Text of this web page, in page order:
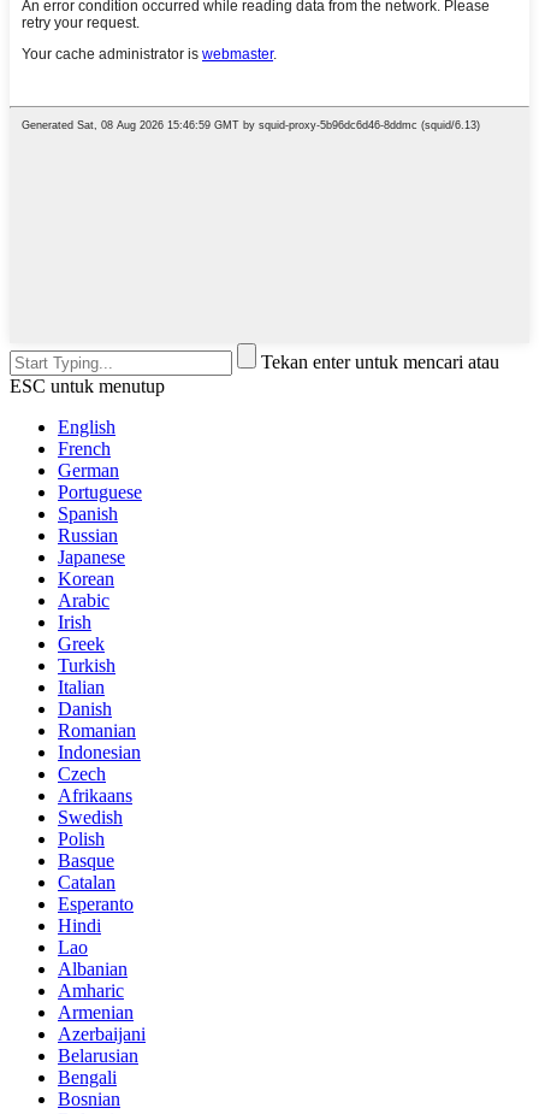
Tekan enter untuk mencari atau
ESC untuk menutup
English
French
German
Portuguese
Spanish
Russian
Japanese
Korean
Arabic
Irish
Greek
Turkish
Italian
Danish
Romanian
Indonesian
Czech
Afrikaans
Swedish
Polish
Basque
Catalan
Esperanto
Hindi
Lao
Albanian
Amharic
Armenian
Azerbaijani
Belarusian
Bengali
Bosnian